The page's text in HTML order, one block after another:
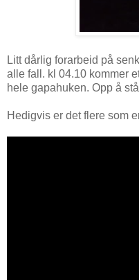
Litt dårlig forarbeid på
alle fall. kl 04.10 kommer
hele gapahuken. Opp å
Hedigvis er det flere som